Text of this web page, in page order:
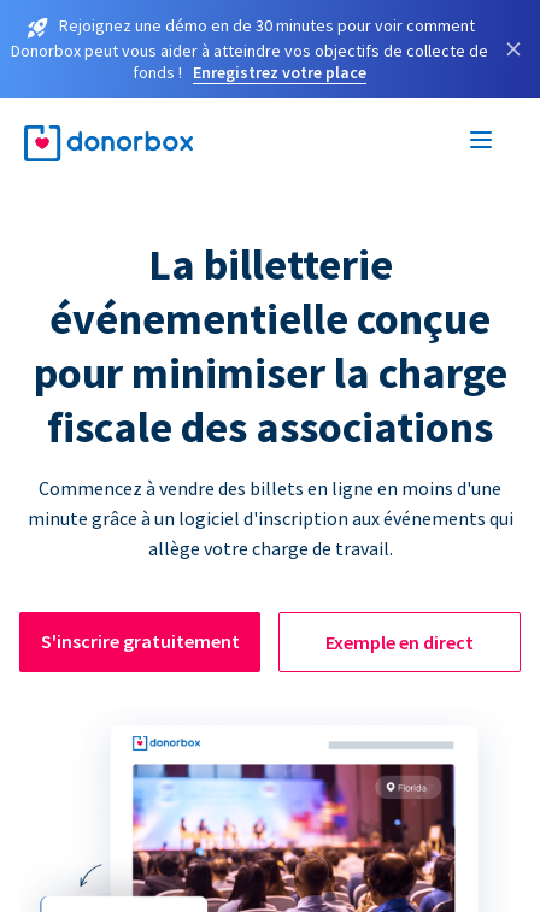
Rejoignez une démo en de 30 minutes pour voir comment
Donorbox peut vous aider à atteindre vos objectifs de collecte de
fonds !
Enregistrez votre place
×
La billetterie
événementielle conçue
pour minimiser la charge
fiscale des associations
Commencez à vendre des billets en ligne en moins d'une
minute grâce à un logiciel d'inscription aux événements qui
allège votre charge de travail.
S'inscrire gratuitement Exemple en direct